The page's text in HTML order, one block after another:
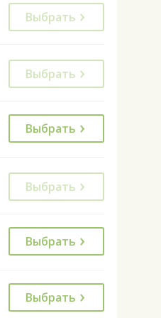
Выбрать
Выбрать
Выбрать
Выбрать
Выбрать
Выбрать